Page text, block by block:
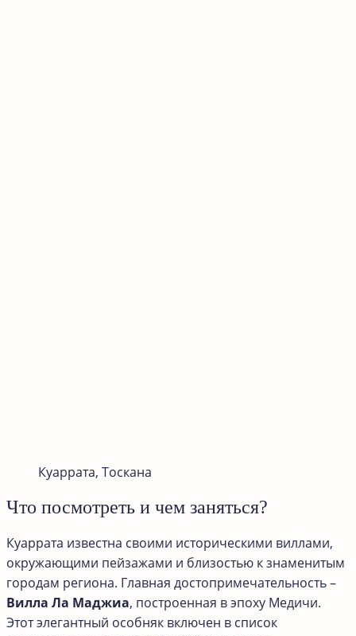
Куаррата, Тоскана
Что посмотреть и чем заняться?
Куаррата известна своими историческими виллами,
окружающими пейзажами и близостью к знаменитым
городам региона. Главная достопримечательность –
Вилла Ла Маджиа, построенная в эпоху Медичи.
Этот элегантный особняк включен в список